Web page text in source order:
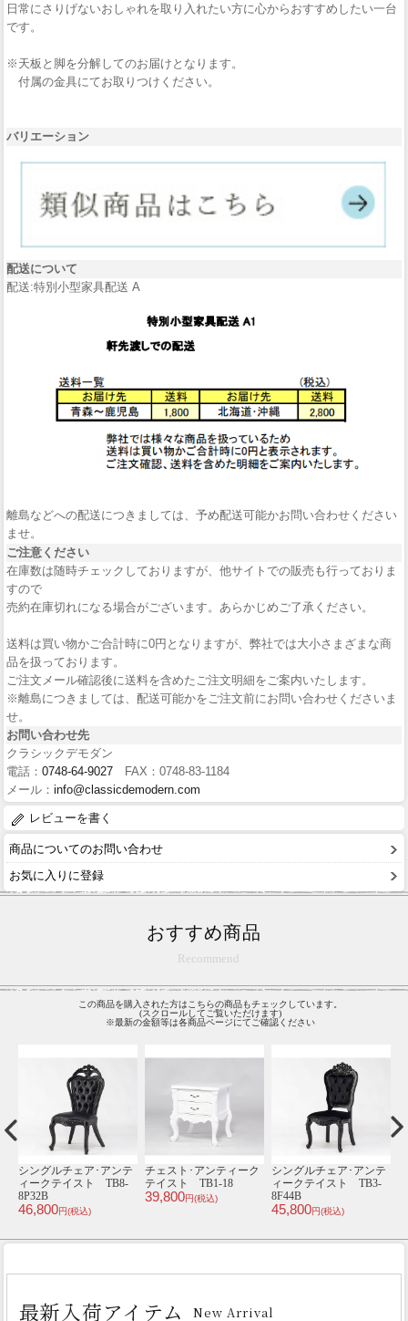
日常にさりげないおしゃれを取り入れたい方に心からおすすめしたい一台
です。
※天板と脚を分解してのお届けとなります。
付属の金具にてお取りつけください。
バリエーション
配送について
配送:特別小型家具配送 A
離島などへの配送につきましては、予め配送可能かお問い合わせください
ませ。
ご注意ください
在庫数は随時チェックしておりますが、他サイトでの販売も行っておりま
すので
売約在庫切れになる場合がございます。あらかじめご了承ください。
送料は買い物かご合計時に0円となりますが、弊社では大小さまざまな商
品を扱っております。
ご注文メール確認後に送料を含めたご注文明細をご案内いたします。
※離島につきましては、配送可能かをご注文前にお問い合わせくださいま
せ。
お問い合わせ先
クラシックデモダン
電話： 0748-64-9027 FAX：0748-83-1184
メール： info@classicdemodern.com
レビューを書く
商品についてのお問い合わせ
お気に入りに登録
おすすめ商品
Recommend
この商品を購入された方はこちらの商品もチェックしています。
(スクロールしてご覧いただけます)
※最新の金額等は各商品ページにてご確認ください
シングルチェア･アンテ
ィークテイスト TB8-
8P32B
46,800円(税込)
チェスト･アンティーク
テイスト TB1-18
39,800円(税込)
シングルチェア･アンテ
ィークテイスト TB3-
8F44B
45,800円(税込)